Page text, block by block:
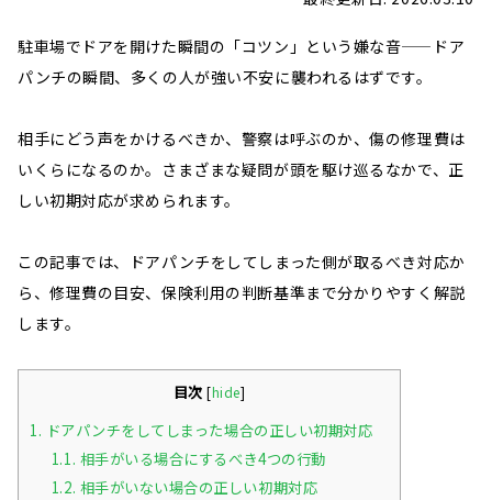
駐車場でドアを開けた瞬間の「コツン」という嫌な音——ドア
パンチの瞬間、多くの人が強い不安に襲われるはずです。
相手にどう声をかけるべきか、警察は呼ぶのか、傷の修理費は
いくらになるのか。さまざまな疑問が頭を駆け巡るなかで、正
しい初期対応が求められます。
この記事では、ドアパンチをしてしまった側が取るべき対応か
ら、修理費の目安、保険利用の判断基準まで分かりやすく解説
します。
目次 [hide]
1. ドアパンチをしてしまった場合の正しい初期対応
1.1. 相手がいる場合にするべき4つの行動
1.2. 相手がいない場合の正しい初期対応